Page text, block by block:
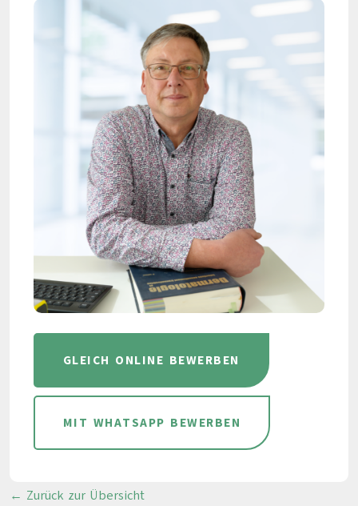
GLEICH ONLINE BEWERBEN
MIT WHATSAPP BEWERBEN
← Zurück zur Übersicht